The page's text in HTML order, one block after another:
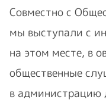
Совместно с
мы выступали с
на этом месте, в
общественные
в администрацию